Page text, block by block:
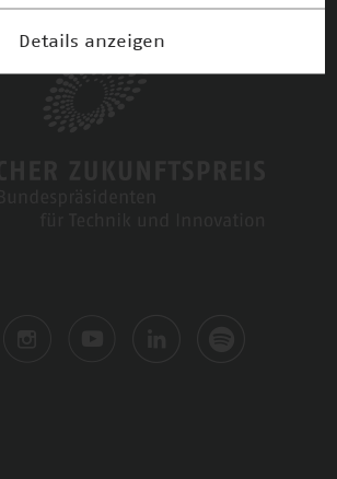
Details anzeigen